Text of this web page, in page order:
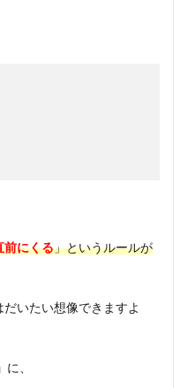
前にくる」というルールが
いたい想像できますよ
に、